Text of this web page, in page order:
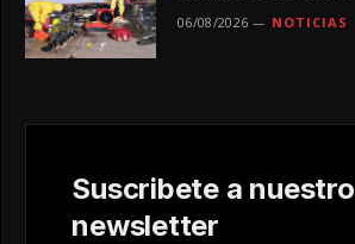
06/08/2026 NOTICIAS
Suscribete a nuestro
newsletter